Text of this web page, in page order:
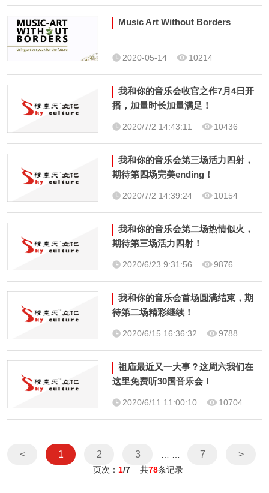
Music Art Without Borders
2020-05-14 10214
我和你的音乐会收官之作7月4日开
播，加量时长加量满足！
2020/7/2 14:43:11 10436
我和你的音乐会第三场活力四射，
期待第四场完美ending！
2020/7/2 14:39:24 10154
我和你的音乐会第二场热情似火，
期待第三场活力四射！
2020/6/23 9:31:56 9876
我和你的音乐会首场圆满结束，期
待第二场精彩继续！
2020/6/15 16:36:32 9788
祖庙最近又一大事？这周六我们在
这里免费听30国音乐会！
2020/6/11 11:00:10 10704
< 1 2 3 7 >
页次： 1/7 共78条记录